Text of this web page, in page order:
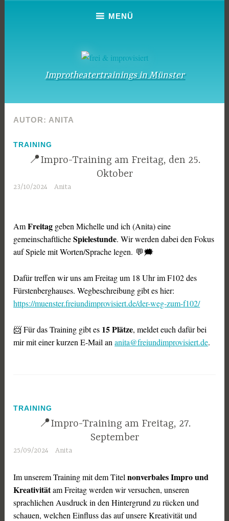
Improtheatertrainings in Münster
MENÜ
AUTOR: ANITA
TRAINING
📍Impro-Training am Freitag, den 25.
Oktober
23/10/2024 Anita
AmFreitag geben Michelle und ich (Anita) eine
gemeinschaftlicheSpielestunde. Wir werden dabei den Fokus
auf Spiele mit Worten/Sprache legen. 💬🗯️
Dafür treffen wir uns am Freitag um 18 Uhr im F102 des
Fürstenberghauses. Wegbeschreibung gibt es hier:
https://muenster.freiundimprovisiert.de/der-weg-zum-f102/
📨 Für das Training gibt es 15 Plätze, meldet euch dafür bei
mir mit einer kurzen E-Mail ananita@freiundimprovisiert.de.
TRAINING
📍Impro-Training am Freitag, 27.
September
25/09/2024 Anita
Im unserem Training mit dem Titelnonverbales Impro und
Kreativitätam Freitag werden wir versuchen, unseren
sprachlichen Ausdruck in den Hintergrund zu rücken und
schauen, welchen Einfluss das auf unsere Kreativität und